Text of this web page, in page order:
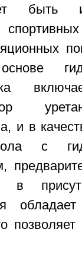
быть
и в
с
в